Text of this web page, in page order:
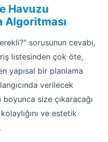
Havuzu
Algoritması
sorusunun cevabı,
listesinden çok öte,
yapısal bir planlama
verilecek
size çıkaracağı
ve estetik